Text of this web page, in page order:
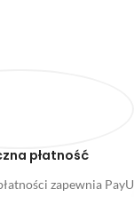
płatność
zapewnia PayU